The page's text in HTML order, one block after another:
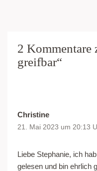
2 Kommentare
greifbar“
Christine
21. Mai 2023 um 20:13
Liebe Stephanie, ich
gelesen und bin ehrlich